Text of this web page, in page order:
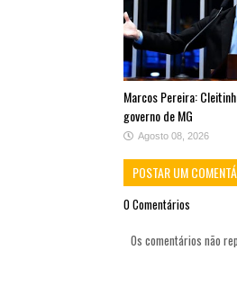
Marcos Pereira:
governo de MG
Agosto 08, 2026
POSTAR UM
0 Comentários
Os comentários não